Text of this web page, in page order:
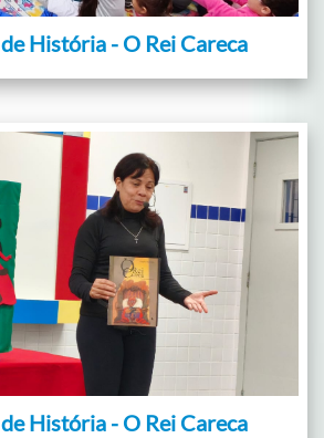
História - O Rei Careca
História - O Rei Careca